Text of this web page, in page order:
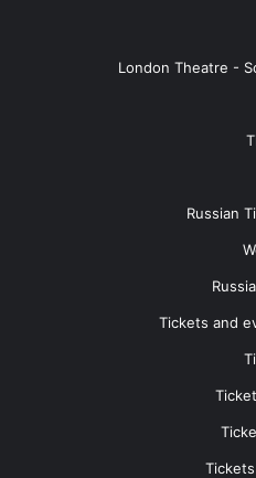
London Theatre -
Russian
Tickets and